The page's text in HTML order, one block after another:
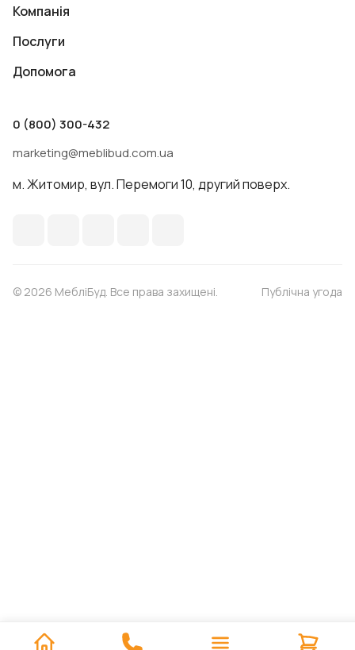
Компанія
Послуги
Допомога
0 (800) 300-432
marketing@meblibud.com.ua
м. Житомир, вул. Перемоги 10, другий поверх.
© 2026 МебліБуд. Все права захищені. Публічна угода